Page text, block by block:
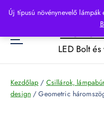
Új típusú növénynevelő lámpák
p
o
LED Bolt
Kezdőlap / Csillárok,
design/ Geometric